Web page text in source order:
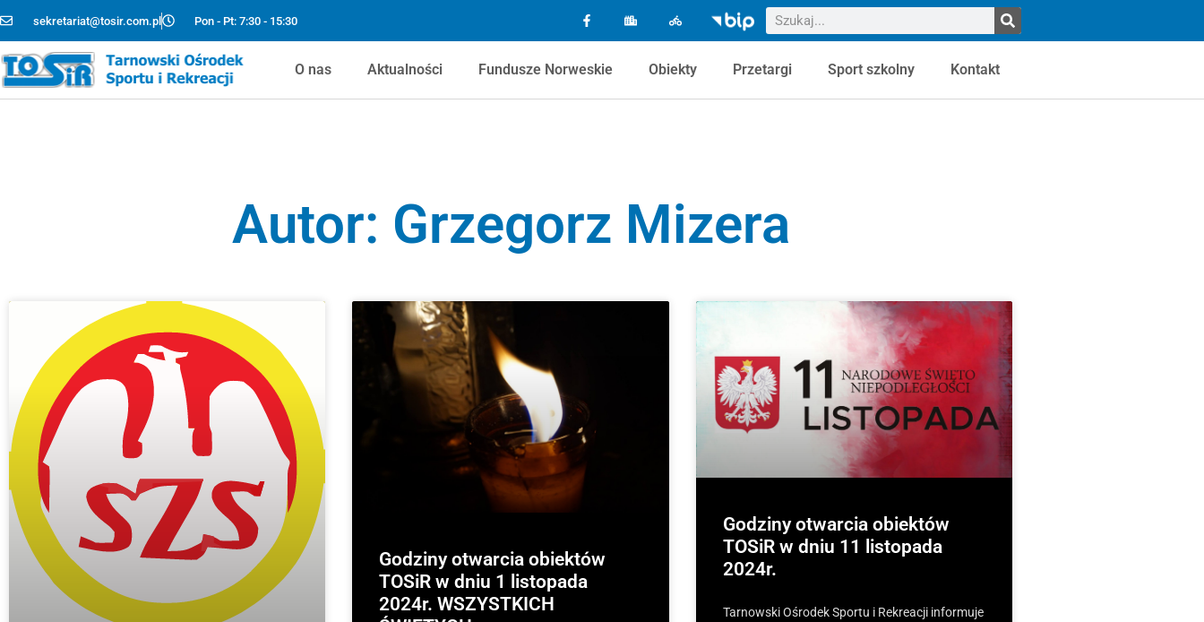
sekretariat@tosir.com.pl Pon - Pt: 7:30 - 15:30
O nas Aktualności Fundusze Norweskie Obiekty Przetargi Sport szkolny Kontakt
Autor: Grzegorz Mizera
Godziny otwarcia obiektów
TOSiR w dniu 1 listopada
2024r. WSZYSTKICH
Godziny otwarcia obiektów
TOSiR w dniu 11 listopada
2024r.
Tarnowski Ośrodek Sportu i Rekreacji informuje